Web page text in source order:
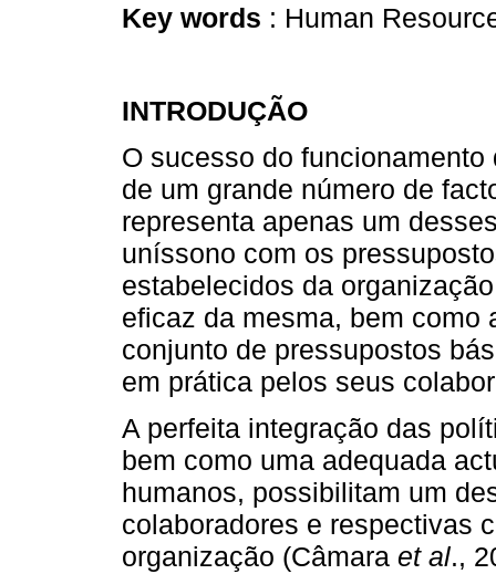
Key words : Human
INTRODUÇÃO
O sucesso do
de um grande número de
representa apenas um
uníssono com os
estabelecidos da
eficaz da mesma, bem como
conjunto de pressupostos
em prática pelos seus
A perfeita integração das
bem como uma adequada
humanos, possibilitam um
colaboradores e respectivas
organização (Câmara et al.,